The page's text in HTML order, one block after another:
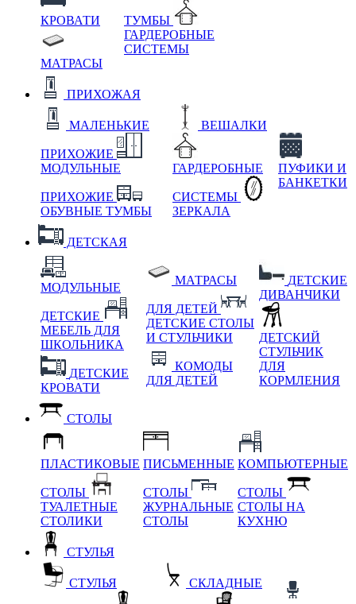
КРОВАТИ
МАТРАСЫ
ТУМБЫ
ГАРДЕРОБНЫЕ
СИСТЕМЫ
ПРИХОЖАЯ
МАЛЕНЬКИЕ
ПРИХОЖИЕ
МОДУЛЬНЫЕ
ПРИХОЖИЕ
ОБУВНЫЕ ТУМБЫ
ВЕШАЛКИ
ГАРДЕРОБНЫЕ
СИСТЕМЫ
ЗЕРКАЛА
ПУФИКИ И
БАНКЕТКИ
ДЕТСКАЯ
МОДУЛЬНЫЕ
ДЕТСКИЕ
МЕБЕЛЬ ДЛЯ
ШКОЛЬНИКА
ДЕТСКИЕ
КРОВАТИ
МАТРАСЫ
ДЛЯ ДЕТЕЙ
ДЕТСКИЕ СТОЛЫ
И СТУЛЬЧИКИ
КОМОДЫ
ДЛЯ ДЕТЕЙ
ДЕТСКИЕ
ДИВАНЧИКИ
ДЕТСКИЙ
СТУЛЬЧИК
ДЛЯ
КОРМЛЕНИЯ
СТОЛЫ
ПЛАСТИКОВЫЕ
СТОЛЫ
ТУАЛЕТНЫЕ
СТОЛИКИ
ПИСЬМЕННЫЕ
СТОЛЫ
ЖУРНАЛЬНЫЕ
СТОЛЫ
КОМПЬЮТЕРНЫЕ
СТОЛЫ
СТОЛЫ НА
КУХНЮ
СТУЛЬЯ
СТУЛЬЯ СКЛАДНЫЕ